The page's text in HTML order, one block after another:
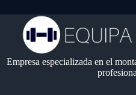
Empresa especializada en el